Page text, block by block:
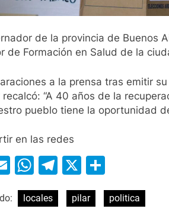
de la provincia de Buenos
de Formación en Salud de la
a la prensa tras emitir
recalcó: “A 40 años de la
pueblo tiene la oportunidad
en las redes
EmailWhatsApp
Telegram
X
locales pilar politica